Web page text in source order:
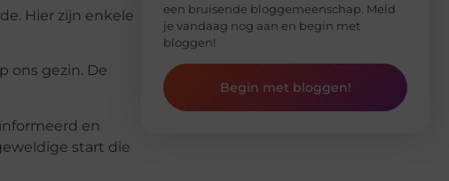
Hier zijn enkele
ons gezin. De
en
start die
een bruisende bloggemeenschap. Meld
je vandaag nog aan en begin met
bloggen!
Begin met bloggen!